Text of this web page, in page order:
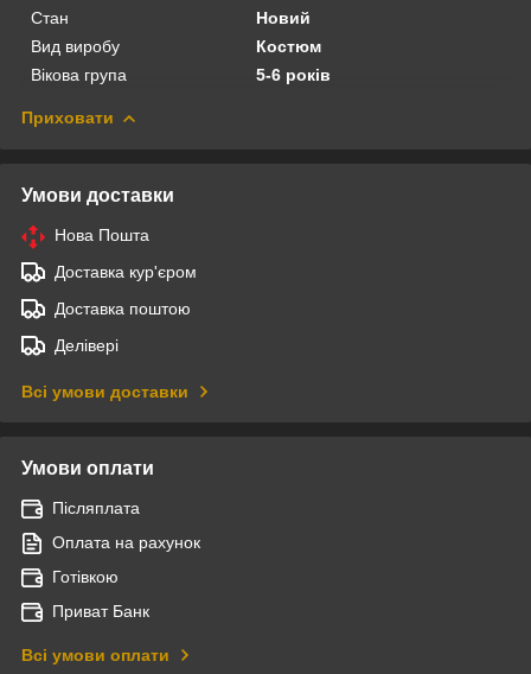
Стан
Новий
Вид виробу
Костюм
Вікова група
5-6 років
Приховати
Умови доставки
Нова Пошта
Доставка кур'єром
Доставка поштою
Делівері
Всі умови доставки
Умови оплати
Післяплата
Оплата на рахунок
Готівкою
Приват Банк
Всі умови оплати